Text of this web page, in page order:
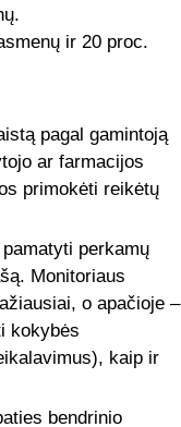
ir 20 proc.
pagal gamintoją
ar farmacijos
primokėti reikėtų
perkamų
Monitoriaus
o apačioje –
kokybės
kaip ir
bendrinio